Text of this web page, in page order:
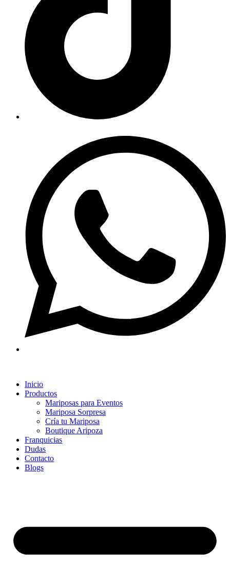
Inicio
Productos
Mariposas para Eventos
Mariposa Sorpresa
Cría tu Mariposa
Boutique Aripoza
Franquicias
Dudas
Contacto
Blogs